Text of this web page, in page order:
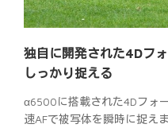
独自に開発された4Dフ
しっかり捉える
α6500に搭載された4Dフォ
速AFで被写体を瞬時に捉え